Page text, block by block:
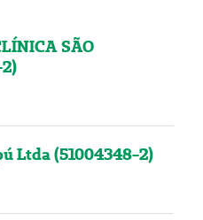
SÃO
Ltda (51004348-2)